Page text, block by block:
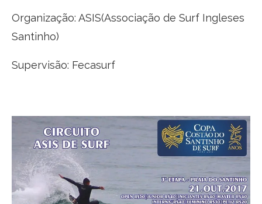
Organização: ASIS(Associação de Surf Ingleses
Santinho)
Supervisão: Fecasurf